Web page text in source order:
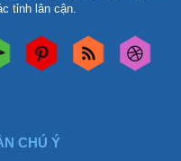
tỉnh lân cận.
CHÚ Ý